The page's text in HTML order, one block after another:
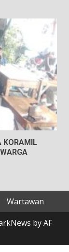
KORAMIL
Wartawan
by AF